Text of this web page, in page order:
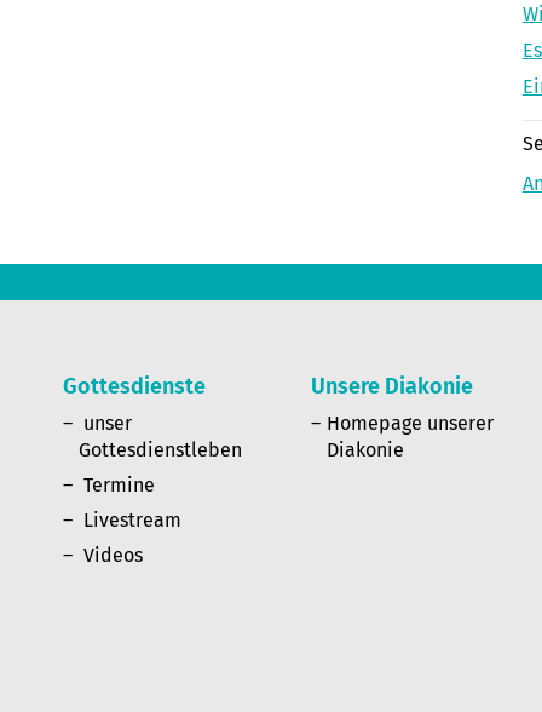
Gottesdienste
unser
Gottesdienstleben
Termine
Livestream
Videos
Unsere Diakonie
Homepage unserer
Diakonie